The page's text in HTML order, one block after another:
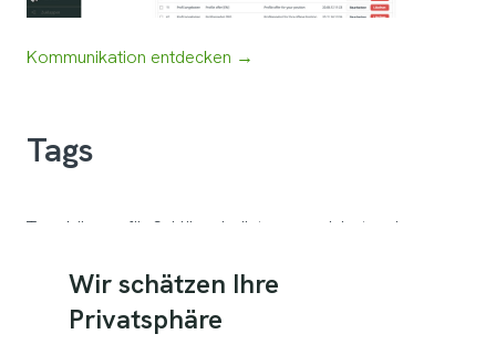
Kommunikation entdecken →
Tags
Tags können für Schlüsselwörter organisiert und
Anfragen zu standardisieren und zu verknüpfen. Sie
unterstützen Kategorien wie Kompetenzen, Tools oder
Fachrichtungen.
Wir schätzen Ihre
Privatsphäre